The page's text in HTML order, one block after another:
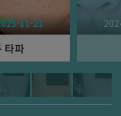
11-21
타파